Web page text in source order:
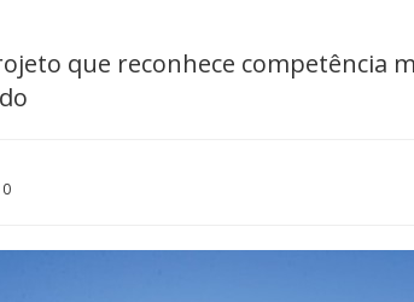
que reconhece competência